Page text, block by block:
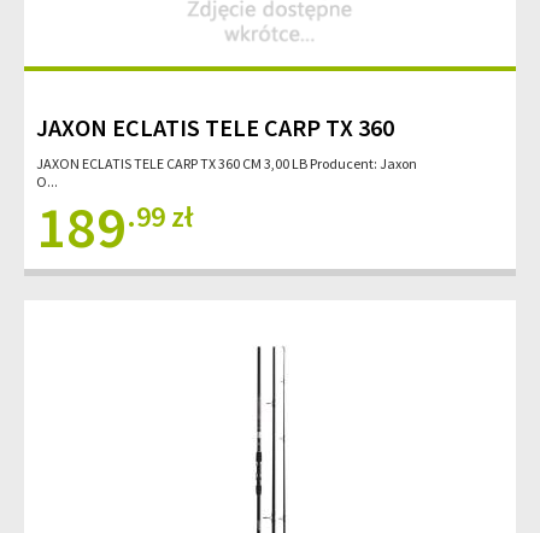
JAXON ECLATIS TELE CARP TX 360
JAXON ECLATIS TELE CARP TX 360 CM 3,00 LB Producent: Jaxon
O...
189.99 zł